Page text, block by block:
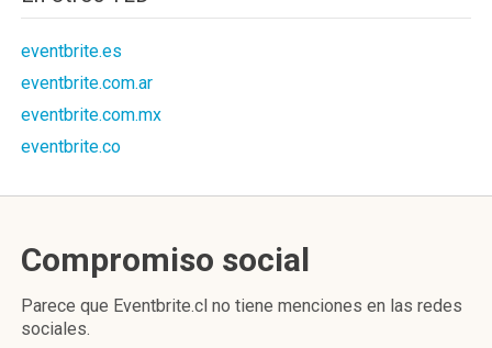
eventbrite.es
eventbrite.com.ar
eventbrite.com.mx
eventbrite.co
Compromiso social
Parece que Eventbrite.cl no tiene menciones en las redes
sociales.